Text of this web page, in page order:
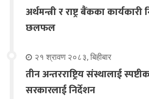
अर्थमन्त्री र राष्ट्र बैंकका
छलफल
२१ श्रावण २०८३, बिहीबार
तीन अन्तरराष्ट्रिय संस्थालाई
सरकारलाई निर्देशन